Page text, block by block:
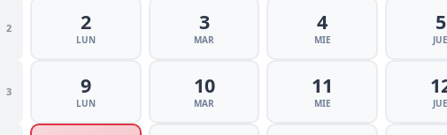
2 2
LUN
3
MAR
4
MIE
5
JUE
3 9
LUN
10
MAR
11
MIE JUE